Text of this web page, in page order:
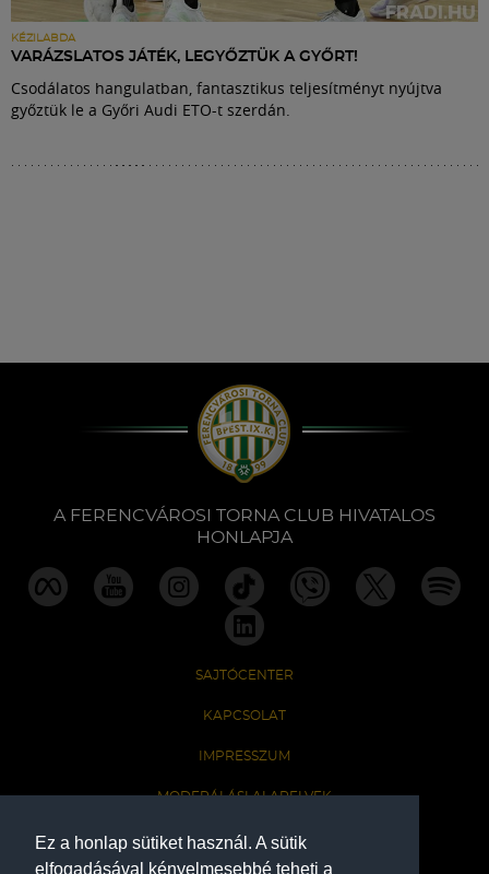
Ez a honlap sütiket használ. A sütik
elfogadásával kényelmesebbé teheti a
KÉZILABDA
VARÁZSLATOS JÁTÉK, LEGYŐZTÜK A GYŐRT!
Csodálatos hangulatban, fantasztikus teljesítményt nyújtva
győztük le a Győri Audi ETO-t szerdán.
A FERENCVÁROSI TORNA CLUB HIVATALOS
HONLAPJA
SAJTÓCENTER
KAPCSOLAT
IMPRESSZUM
MODERÁLÁSI ALAPELVEK
HONLAP ADATKEZELÉSI TÁJÉKOZTATÓ